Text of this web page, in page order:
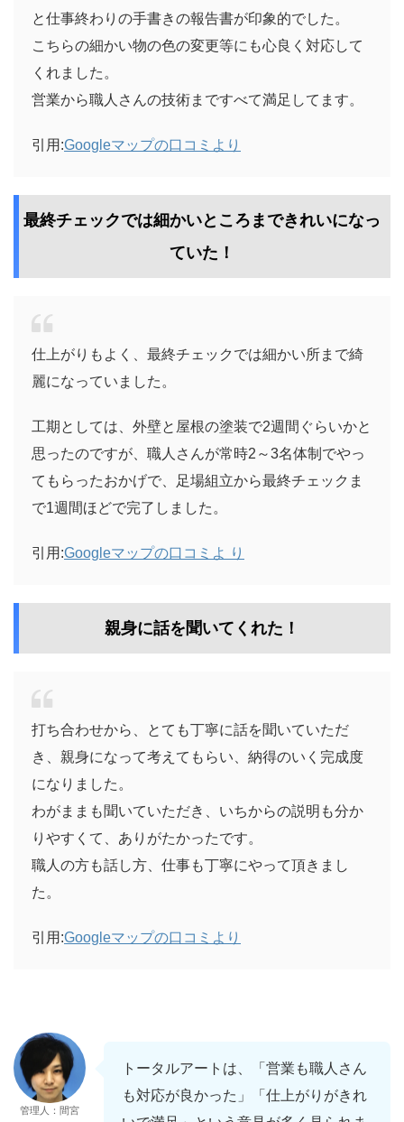
と仕事終わりの手書きの報告書が印象的でした。
こちらの細かい物の色の変更等にも心良く対応して
くれました。
営業から職人さんの技術まですべて満足してます。
引用:Googleマップの口コミより
最終チェックでは細かいところまできれいになっ
ていた！
仕上がりもよく、最終チェックでは細かい所まで綺
麗になっていました。
工期としては、外壁と屋根の塗装で2週間ぐらいかと
思ったのですが、職人さんが常時2～3名体制でやっ
てもらったおかげで、足場組立から最終チェックま
で1週間ほどで完了しました。
引用:Googleマップの口コミよ り
親身に話を聞いてくれた！
打ち合わせから、とても丁寧に話を聞いていただ
き、親身になって考えてもらい、納得のいく完成度
になりました。
わがままも聞いていただき、いちからの説明も分か
りやすくて、ありがたかったです。
職人の方も話し方、仕事も丁寧にやって頂きまし
た。
引用:Googleマップの口コミより
管理人：間宮
トータルアートは、「営業も職人さん
も対応が良かった」「仕上がりがきれ